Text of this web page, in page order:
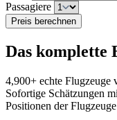
Passagiere
Preis berechnen
Das komplette
4,900+ echte Flugzeuge
Sofortige Schätzungen
Positionen der